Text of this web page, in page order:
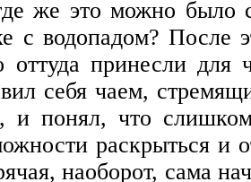
же это можно было
с водопадом? После
оттуда принесли для
себя чаем,
и понял, что
раскрыться и
наоборот, сама